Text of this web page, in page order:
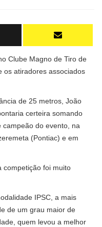
Clube Magno de Tiro de
os atiradores associados
de 25 metros, João
certeira somando
campeão do evento, na
(Pontiac) e em
competição foi muito
IPSC, a mais
de um grau maior de
quem levou a melhor